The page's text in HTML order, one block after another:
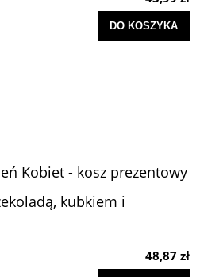
DO KOSZYKA
Kobiet - kosz prezentowy
kubkiem i
48,87 zł